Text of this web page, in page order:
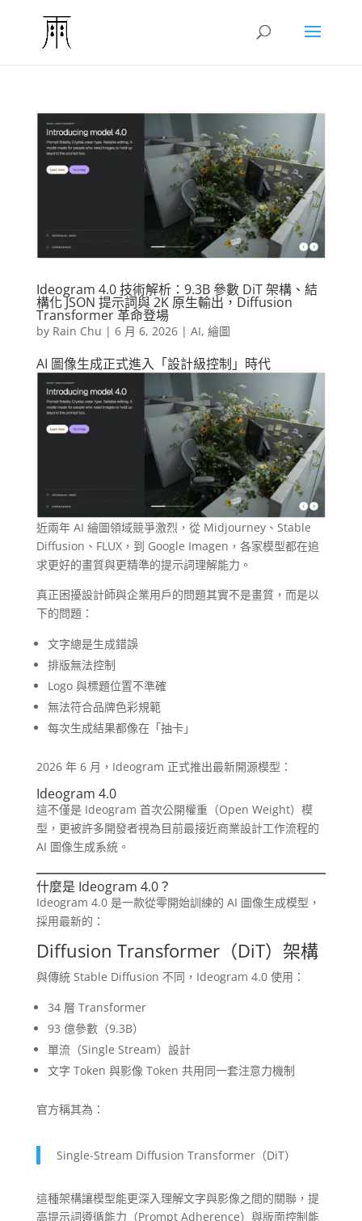
Ideogram 4.0 技術解析：9.3B 參數 DiT 架構、結
構化 JSON 提示詞與 2K 原生輸出，Diffusion
Transformer 革命登場
by Rain Chu | 6 月 6, 2026| AI, 繪圖
AI 圖像生成正式進入「設計級控制」時代
近兩年 AI 繪圖領域競爭激烈，從 Midjourney、Stable
Diffusion、FLUX，到 Google Imagen，各家模型都在追
求更好的畫質與更精準的提示詞理解能力。
真正困擾設計師與企業用戶的問題其實不是畫質，而是以
下的問題：
文字總是生成錯誤
排版無法控制
Logo 與標題位置不準確
無法符合品牌色彩規範
每次生成結果都像在「抽卡」
2026 年 6 月，Ideogram 正式推出最新開源模型：
Ideogram 4.0
這不僅是 Ideogram 首次公開權重（Open Weight）模
型，更被許多開發者視為目前最接近商業設計工作流程的
AI 圖像生成系統。
什麼是 Ideogram 4.0？
Ideogram 4.0 是一款從零開始訓練的 AI 圖像生成模型，
採用最新的：
Diffusion Transformer（DiT）架構
與傳統 Stable Diffusion 不同，Ideogram 4.0 使用：
34 層 Transformer
93 億參數（9.3B）
單流（Single Stream）設計
文字 Token 與影像 Token 共用同一套注意力機制
官方稱其為：
Single-Stream Diffusion Transformer（DiT）
這種架構讓模型能更深入理解文字與影像之間的關聯，提
高提示詞遵循能力（Prompt Adherence）與版面控制能